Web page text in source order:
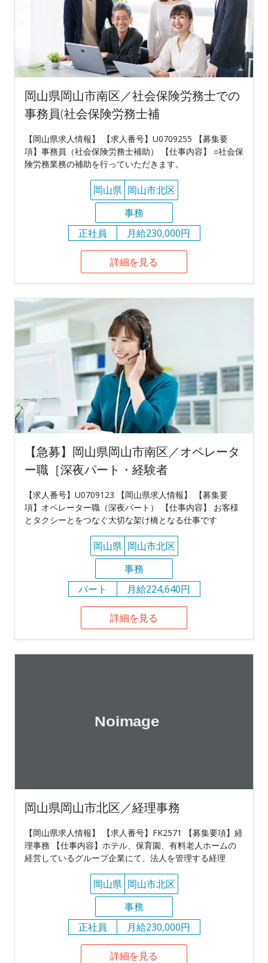
岡山県岡山市南区／社会保険労務士での
事務員(社会保険労務士補
【岡山県求人情報】 【求人番号】U0709255 【募集要
項】事務員（社会保険労務士補助） 【仕事内容】 ○社会保
険労務業務の補助を行っていただきます。
岡山県 岡山市北区
事務
正社員
月給230,000円
詳細を見る
【急募】岡山県岡山市南区／オペレータ
ー職［深夜パート・経験者
【求人番号】U0709123 【岡山県求人情報】 【募集要
項】オペレーター職（深夜パート） 【仕事内容】 お客様
とタクシーとをつなぐ大切な架け橋となる仕事です
岡山県 岡山市北区
事務
パート
月給224,640円
詳細を見る
岡山県岡山市北区／経理事務
【岡山県求人情報】 【求人番号】FK2571 【募集要項】経
理事務 【仕事内容】ホテル、保育園、有料老人ホームの
経営しているグループ企業にて、法人を管理する経理
岡山県 岡山市北区
事務
正社員
月給230,000円
詳細を見る